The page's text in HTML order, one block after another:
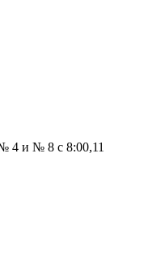
4 и № 8 с 8:00,11